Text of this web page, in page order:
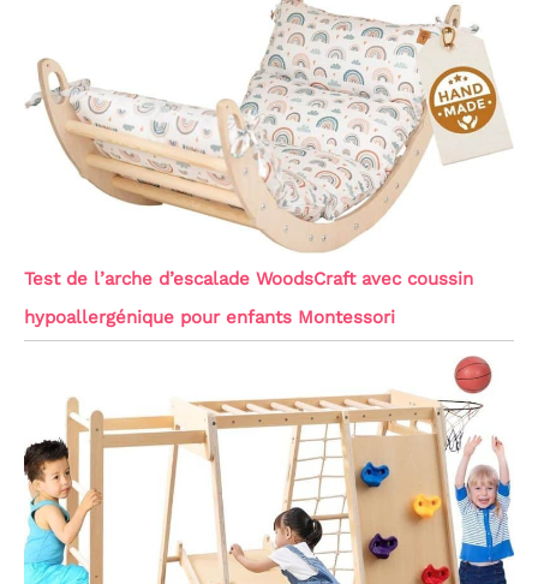
Test de l’arche d’escalade WoodsCraft avec coussin
hypoallergénique pour enfants Montessori